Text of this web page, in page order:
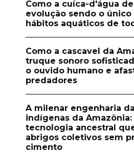
Como a cuíca-d'água
evolução sendo o
hábitos aquáticos de
Como a cascavel da
truque sonoro
o ouvido humano e
predadores
A milenar engenharia
indígenas da Amazônia:
tecnologia ancestral
abrigos coletivos sem
cimento